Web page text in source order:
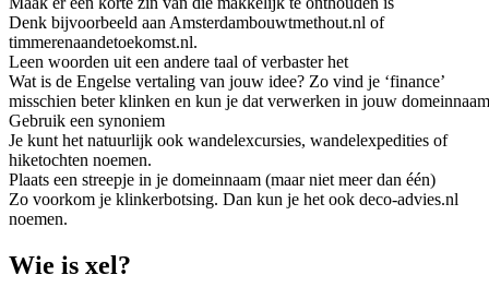
Denk bijvoorbeeld aan Amsterdambouwtmethout.nl of
timmerenaandetoekomst.nl.
Leen woorden uit een andere taal of verbaster het
Wat is de Engelse vertaling van jouw idee? Zo vind je ‘finance’
misschien beter klinken en kun je dat verwerken in jouw
Gebruik een synoniem
Je kunt het natuurlijk ook wandelexcursies, wandelexpedities of
hiketochten noemen.
Plaats een streepje in je domeinnaam (maar niet meer dan één)
Zo voorkom je klinkerbotsing. Dan kun je het ook deco-advies.nl
noemen.
Wie is xel?